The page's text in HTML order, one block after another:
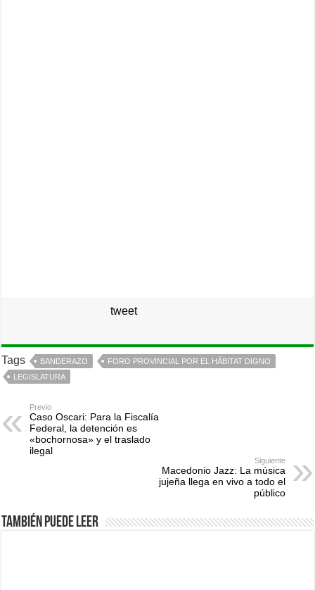
tweet
Tags BANDERAZO
FORO PROVINCIAL POR EL HÁBITAT DIGNO
LEGISLATURA
Previo
Caso Oscari: Para la Fiscalía
Federal, la detención es
«bochornosa» y el traslado
ilegal
Siguiente
Macedonio Jazz: La música
jujeña llega en vivo a todo el
público
También puede leer